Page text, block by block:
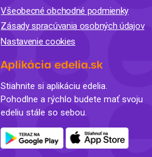
Všeobecné obchodné podmienky
Zásady spracúvania osobných údajov
Nastavenie cookies
Aplikácia edelia.sk
Stiahnite si aplikáciu edelia.
Pohodlne a rýchlo budete mať svoju
edeliu stále so sebou.